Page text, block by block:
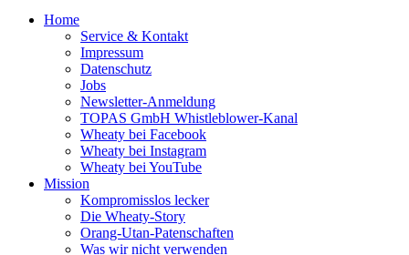
Home
Service & Kontakt
Impressum
Datenschutz
Jobs
Newsletter-Anmeldung
TOPAS GmbH Whistleblower-Kanal
Wheaty bei Facebook
Wheaty bei Instagram
Wheaty bei YouTube
Mission
Kompromisslos lecker
Die Wheaty-Story
Orang-Utan-Patenschaften
Was wir nicht verwenden